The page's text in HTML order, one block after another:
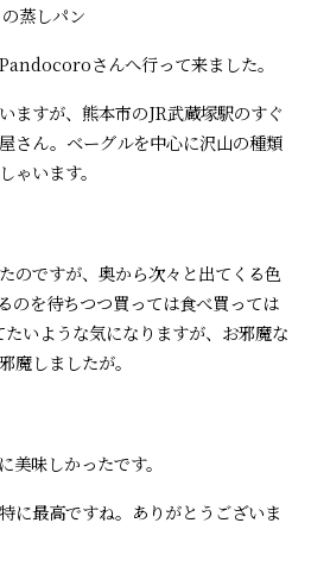
蒸しパン
さんへ行って来ました。
ますが、熊本市のJR武蔵塚駅のすぐ
さん。ベーグルを中心に沢山の種類
ゃいます。
のですが、奥から次々と出てくる色
のを待ちつつ買っては食べ買っては
いような気になりますが、お邪魔な
魔しましたが。
味しかったです。
に最高ですね。ありがとうございま